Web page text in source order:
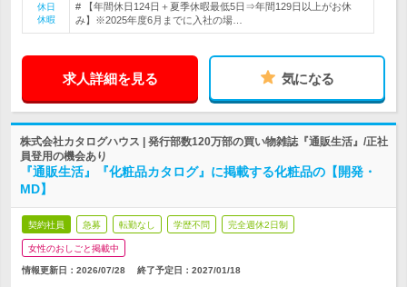
休日
休暇
# 【年間休日124日＋夏季休暇最低5日⇒年間129日以上がお休
み】※2025年度6月までに入社の場…
求人詳細を見る 気になる
株式会社カタログハウス | 発行部数120万部の買い物雑誌『通販生活』/正社
員登用の機会あり
『通販生活』『化粧品カタログ』に掲載する化粧品の【開発・
MD】
契約社員 急募 転勤なし 学歴不問 完全週休2日制
女性のおしごと掲載中
情報更新日：2026/07/28 終了予定日： 2027/01/18